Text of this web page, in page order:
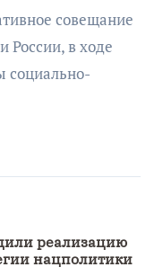
совещание
России, в ходе
социально-
реализацию
нацполитики